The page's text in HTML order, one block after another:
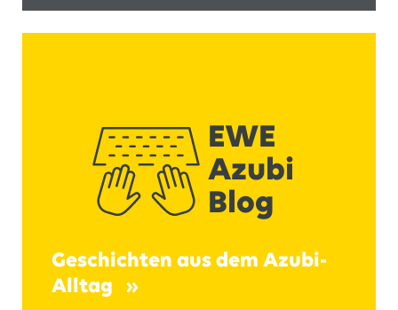
EWE
Azubi
Blog
Geschichten aus dem Azubi-
Alltag